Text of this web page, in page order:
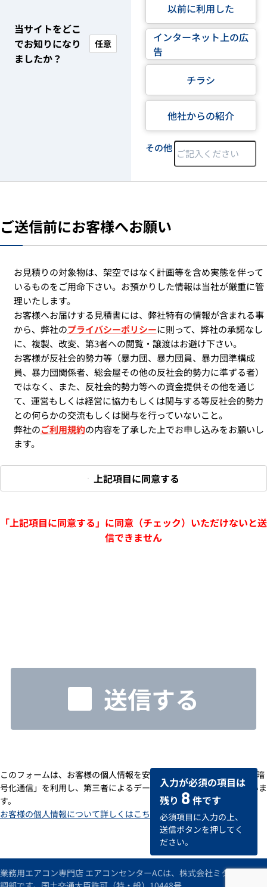
当サイトをどこ
でお知りになり
ましたか？
任意
以前に利用した
インターネット上の広
告
チラシ
他社からの紹介
その他
ご送信前にお客様へお願い
お見積りの対象物は、架空ではなく計画等を含め実態を伴って
いるものをご用命下さい。お預かりした情報は当社が厳重に管
理いたします。
お客様へお届けする見積書には、弊社特有の情報が含まれる事
から、弊社のプライバシーポリシーに則って、弊社の承諾なし
に、複製、改変、第3者への閲覧・譲渡はお避け下さい。
お客様が反社会的勢力等（暴力団、暴力団員、暴力団準構成
員、暴力団関係者、総会屋その他の反社会的勢力に準ずる者）
ではなく、また、反社会的勢力等への資金提供その他を通じ
て、運営もしくは経営に協力もしくは関与する等反社会的勢力
との何らかの交流もしくは関与を行っていないこと。
弊社のご利用規約の内容を了承した上でお申し込みをお願いし
ます。
上記項目に同意する
「上記項目に同意する」に同意（チェック）いただけないと送
信できません
送信する
このフォームは、お客様の個人情報を安全に送受信するための「SSL暗
号化通信」を利用し、第三者によるデータの改ざんや盗用を防いでいま
す。
お客様の個人情報について詳しくはこちら
入力が必須の項目は
残り 8 件です
必須項目に入力の上、
送信ボタンを押してく
ださい。
業務用エアコン専門店 エアコンセンターACは、株式会社ミタデンの空